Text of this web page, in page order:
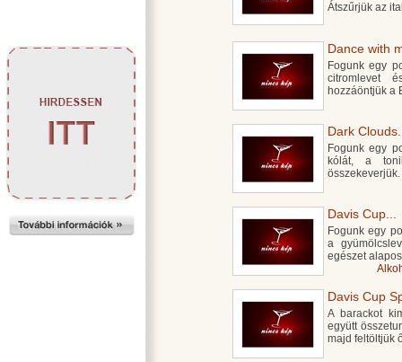
Átszűrjük az
Dance with
Fogunk egy
citromlevet
hozzáöntjük a
Dark
Fogunk egy
kólát, a
Davis Cup...
Fogunk egy
a
egészet
Davis Cup
A barackot
együtt
majd feltöltjük